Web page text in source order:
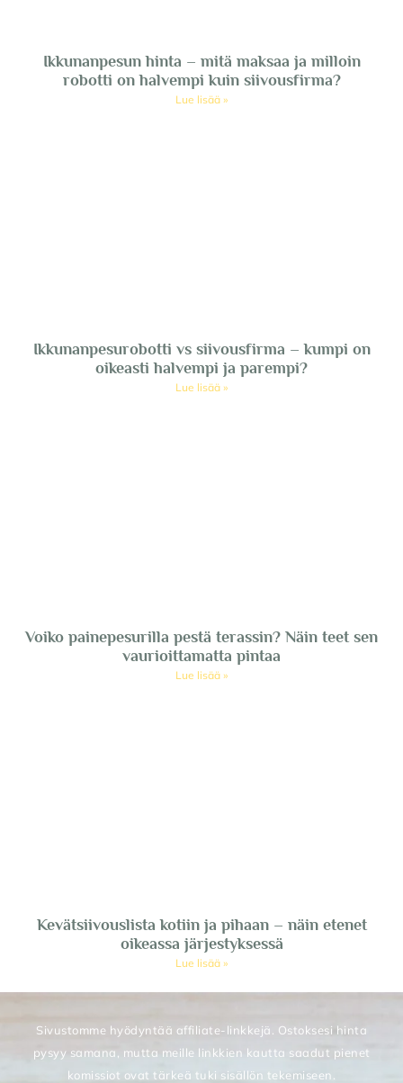
Ikkunanpesun hinta – mitä maksaa ja milloin
robotti on halvempi kuin siivousfirma?
Lue lisää »
Ikkunanpesurobotti vs siivousfirma – kumpi on
oikeasti halvempi ja parempi?
Lue lisää »
Voiko painepesurilla pestä terassin? Näin teet sen
vaurioittamatta pintaa
Lue lisää »
Kevätsiivouslista kotiin ja pihaan – näin etenet
oikeassa järjestyksessä
Lue lisää »
Sivustomme hyödyntää affiliate-linkkejä. Ostoksesi hinta
pysyy samana, mutta meille linkkien kautta saadut pienet
komissiot ovat tärkeä tuki sisällön tekemiseen.